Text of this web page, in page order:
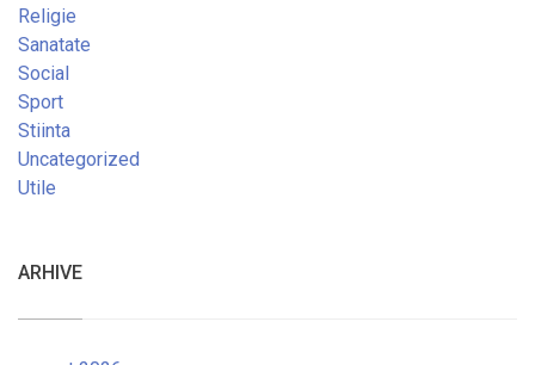
Religie
Sanatate
Social
Sport
Stiinta
Uncategorized
Utile
ARHIVE